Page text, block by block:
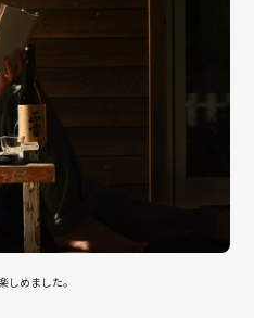
しめました。